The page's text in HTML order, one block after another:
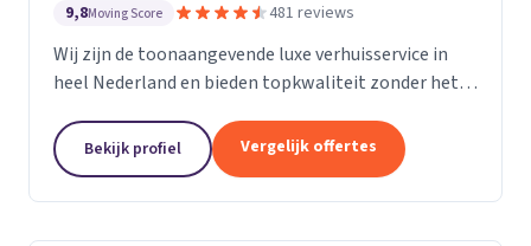
9,8Moving Score 481 reviews
Wij zijn de toonaangevende luxe verhuisservice in
heel Nederland en bieden topkwaliteit zonder het
verhuisproces te transformeren in een naadloze en...
Bekijk profiel Vergelijk offertes